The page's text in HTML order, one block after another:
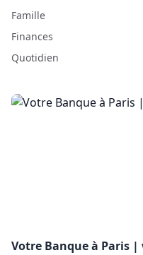
Famille
Finances
Quotidien
Votre Banque à Paris